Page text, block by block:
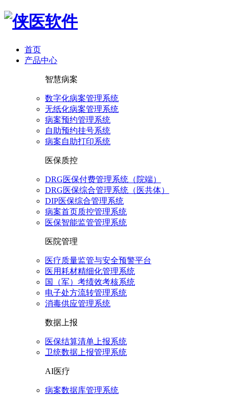
首页
产品中心
智慧病案
数字化病案管理系统
无纸化病案管理系统
病案预约管理系统
自助预约挂号系统
病案自助打印系统
医保质控
DRG医保付费管理系统（院端）
DRG医保综合管理系统（医共体）
DIP医保综合管理系统
病案首页质控管理系统
医保智能监管管理系统
医院管理
医疗质量监管与安全预警平台
医用耗材精细化管理系统
国（军）考绩效考核系统
电子处方流转管理系统
消毒供应管理系统
数据上报
医保结算清单上报系统
卫统数据上报管理系统
AI医疗
病案数据库管理系统